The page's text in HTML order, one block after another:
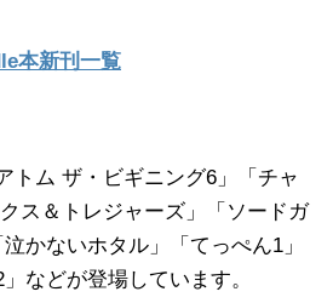
本新刊一覧
トム ザ・ビギニング6」「チャ
ス＆トレジャーズ」「ソードガ
かないホタル」「てっぺん1」
などが登場しています。